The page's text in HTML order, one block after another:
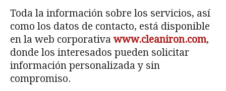
Toda la información sobre los servicios, así
como los datos de contacto, está disponible
en la web corporativa www.cleaniron.com,
donde los interesados pueden solicitar
información personalizada y sin
compromiso.